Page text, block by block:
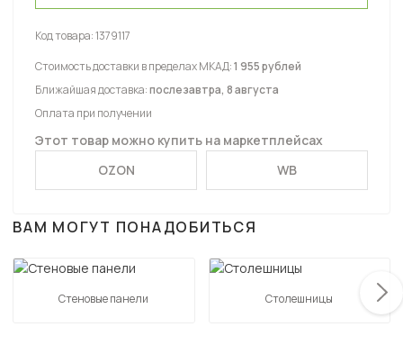
Код товара:1379117
Стоимость доставки в пределах МКАД:1 955 рублей
Ближайшая доставка:послезавтра, 8 августа
Оплата при получении
Этот товар можно купить на маркетплейсах
OZON
WB
ВАМ МОГУТ ПОНАДОБИТЬСЯ
Стеновые панели Столешницы